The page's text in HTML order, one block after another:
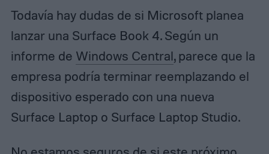
Todavía hay dudas de si Microsoft planea
lanzar una Surface Book 4. Según un
informe de Windows Central, parece que la
empresa podría terminar reemplazando el
dispositivo esperado con una nueva
Surface Laptop o Surface Laptop Studio.